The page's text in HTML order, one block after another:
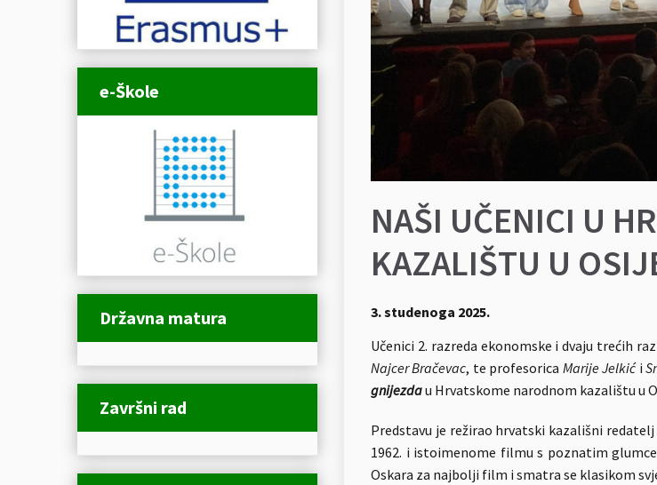
e-Škole
Državna matura
Završni rad
NAŠI UČENICI U
KAZALIŠTU U
3. studenoga 2025.
Učenici 2. razreda ekonomske i dvaju trećih
Najcer Bračevac, te profesorica MarijeJelkići
gnijezdau Hrvatskome narodnom kazalištu u
Predstavu je režirao hrvatski kazališni
1962. i istoimenome filmu s poznatim
Oskara za najbolji film i smatra se klasikom